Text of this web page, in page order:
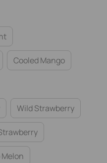
Cooled Mango
Wild Strawberry